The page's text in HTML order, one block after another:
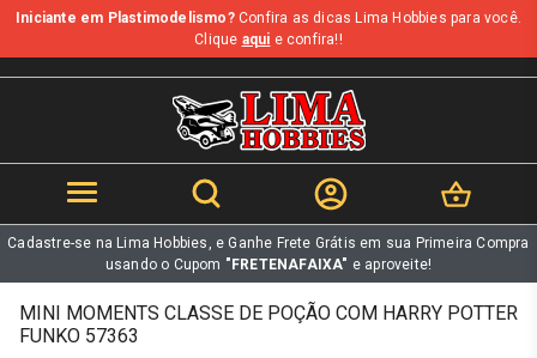
b
Iniciante em Plastimodelismo?Confira as dicas Lima Hobbies para você.
Clique aqui e confira!!
Cadastre-se na Lima Hobbies, e Ganhe Frete Grátis em sua Primeira Compra
usando o Cupom "FRETENAFAIXA" e aproveite!
MINI MOMENTS CLASSE DE POÇÃO COM HARRY POTTER
FUNKO 57363